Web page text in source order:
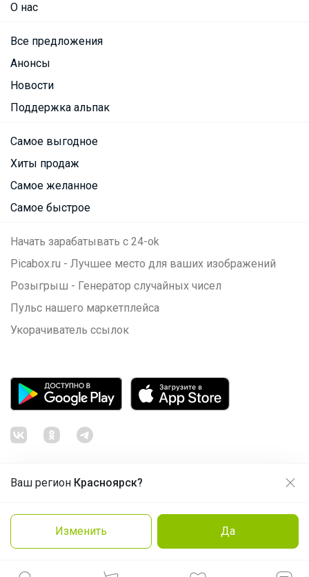
Ваш регион Красноярск?
Изменить Да
О нас
Все предложения
Анонсы
Новости
Поддержка альпак
Самое выгодное
Хиты продаж
Самое желанное
Самое быстрое
Начать зарабатывать с 24-ok
Picabox.ru - Лучшее место для ваших изображений
Розыгрыш - Генератор случайных чисел
Пульс нашего маркетплейса
Укорачиватель ссылок
Политика конфиденциальности
Cоглашение пользователя
Продолжая использовать этот сайт и нажимая кнопку
Принять